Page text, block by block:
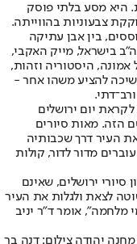
היא מסע בלתי פוסק
צבעוניות בהווייתה.
בין אבן עתיקה
בישראל, מייק האקבי,
אמונה, היסטוריה וזהות,
להציע משהו אחר -
מרתון סיורי ירושלים, המתקיים זו השנה ה־29 לקראת יום ירושלים
הזה. מאות סיורים
העיר דרך שכבותיה
מדור לדור, קולות
ירושלים, שאינם
לצאת ולגלות את העיר
מלחמה", אומר ד"ר יניב
יהודה צילום: דנה בר